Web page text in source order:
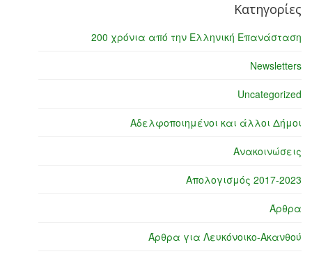
Κατηγορίες
200 χρόνια από την Ελληνική Επανάσταση
Newsletters
Uncategorized
Αδελφοποιημένοι και άλλοι Δήμοι
Ανακοινώσεις
Απολογισμός 2017-2023
Άρθρα
Άρθρα για Λευκόνοικο-Ακανθού